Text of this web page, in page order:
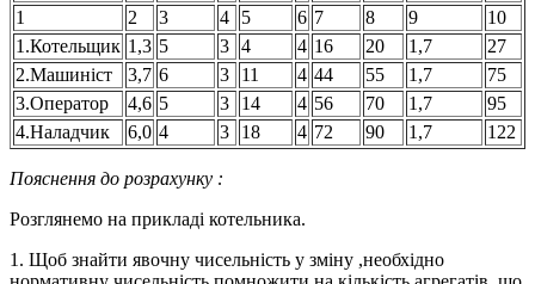
1
2 3 4 5 6 7 8 9
10
1.Котельщик 1,3 5 3 4 4 16 20 1,7
27
2.Машиніст
3,7 6 3 11 4 44 55 1,7
75
3.Оператор
4,6 5 3 14 4 56 70 1,7
95
4.Наладчик
6,0 4 3 18 4 72 90 1,7 122
Пояснення до розрахунку :
Розглянемо на прикладі котельника.
1. Щоб знайти явочну чисельність у зміну ,необхідно